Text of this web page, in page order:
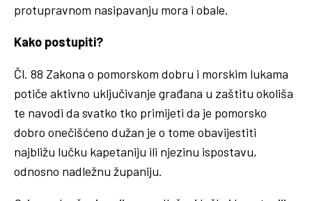
protupravnom nasipavanju mora i obale.
Kako postupiti?
Čl. 88 Zakona o pomorskom dobru i morskim lukama
potiče aktivno uključivanje građana u zaštitu okoliša
te navodi da svatko tko primijeti da je pomorsko
dobro onečišćeno dužan je o tome obavijestiti
najbližu lučku kapetaniju ili njezinu ispostavu,
odnosno nadležnu županiju.